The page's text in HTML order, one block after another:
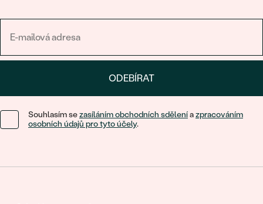
ODEBÍRAT
Souhlasím sezasíláním obchodních sděleníazpracováním
osobních údajů pro tyto účely.